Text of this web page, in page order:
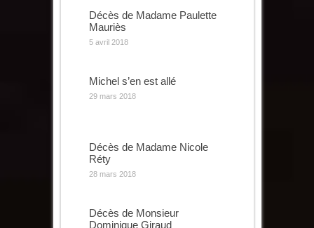
Décès de Madame Paulette
Mauriès
5 avril 2018
Michel s’en est allé
29 mars 2018
Décès de Madame Nicole
Réty
28 mars 2018
Décès de Monsieur
Dominique Giraud